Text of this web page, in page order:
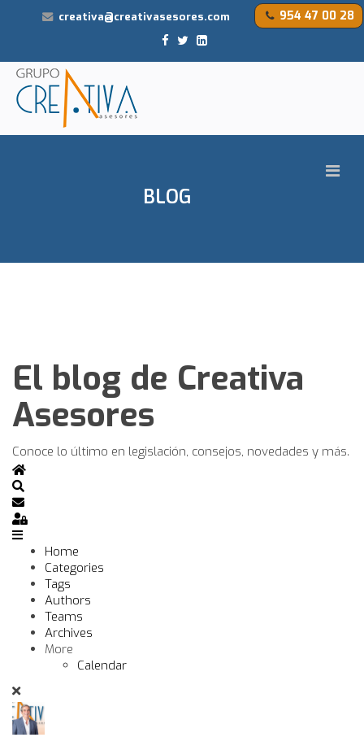
954 47 00 28
creativa@creativasesores.com
BLOG
El blog de Creativa
Asesores
Conoce lo último en legislación, consejos, novedades y más.
Home
Search
Subscribe to blog
Sign In
Home
Categories
Tags
Authors
Teams
Archives
More
Calendar